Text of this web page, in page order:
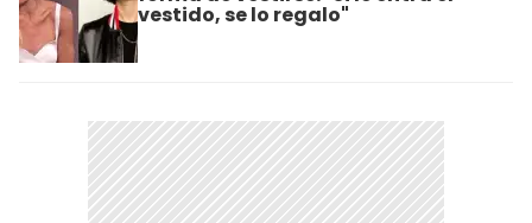
vestido, se lo regalo"